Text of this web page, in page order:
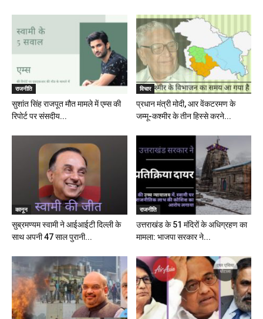
राजनीति
सुशांत सिंह राजपूत मौत मामले में एम्स की
रिपोर्ट पर संसदीय...
विचार
प्रधान मंत्री मोदी, आर वेंकटरमण के
जम्मू-कश्मीर के तीन हिस्से करने...
कानून
सुब्रमण्यम स्वामी ने आईआईटी दिल्ली के
साथ अपनी 47 साल पुरानी...
राजनीति
उत्तराखंड के 51 मंदिरों के अधिग्रहण का
मामला: भाजपा सरकार ने...